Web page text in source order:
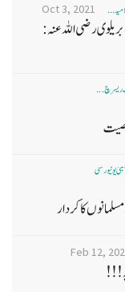
...
Oct 3, 2021
رضی اللہ عنہ:
ریسرچ ...
یونیورسٹی
کا کردار
Feb 12,